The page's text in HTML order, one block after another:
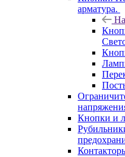
арматура.
Кнопки и